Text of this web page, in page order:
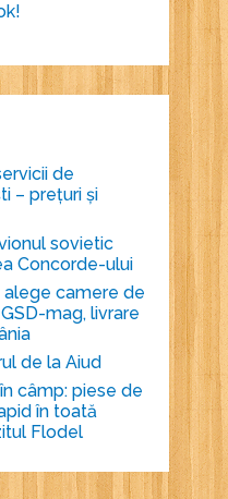
de
– prețuri și
sovietic
Concorde-ului
alege camere de
mag, livrare
de la Aiud
câmp: piese de
în toată
Flodel